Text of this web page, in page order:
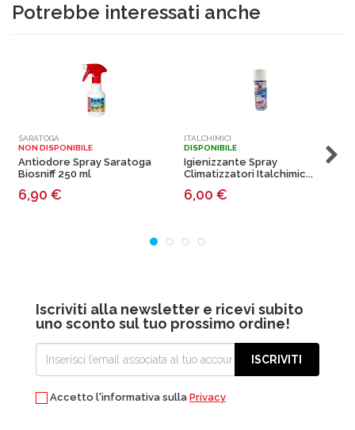
Potrebbe interessati anche
SARATOGA
NON DISPONIBILE
Antiodore Spray Saratoga
Biosniff 250 ml
6,90 €
ITALCHIMICI
DISPONIBILE
Igienizzante Spray
Climatizzatori Italchimic...
6,00 €
Iscriviti alla newsletter e ricevi subito
uno sconto sul tuo prossimo ordine!
ISCRIVITI
Accetto l'informativa sulla Privacy